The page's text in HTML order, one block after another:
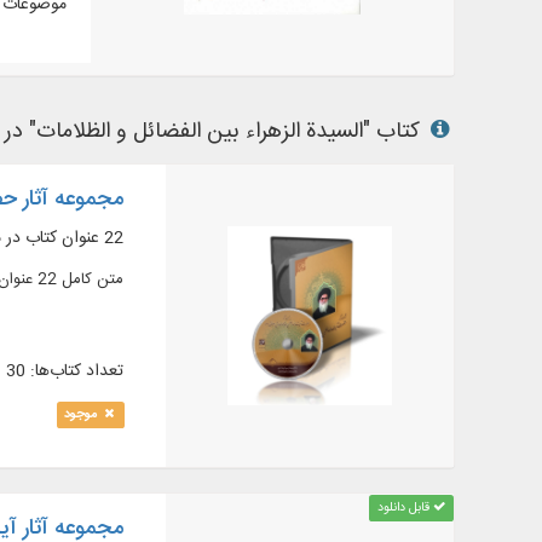
کتاب "السيدة الزهراء بين الفضائل و الظلامات"
مجموعه آثار
22 عنوان کتاب در موضوعات: فقه، اصول فقه، عقاید، اخلاق، حقوق و ...
متن کامل 22 عنوان کتاب در 66 جلد از آثار معظم له در موضوعات: اصول فقه، فقه فتوایی، فقه استدلالی، عقاید، اخلاق ،اخلاق اجتماعی، حقوق و ...
تعداد کتاب‌ها: 30
موجود
قابل دانلود
مجموعه آثار